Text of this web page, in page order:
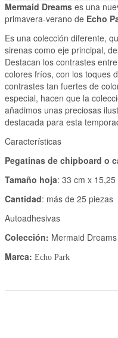
Mermaid Dreams es una
primavera-verano de Echo
Es una colección diferente,
sirenas como eje principal,
Destacan los contrastes
colores fríos, con los toques
contrastes tan fuertes de
especial, hacen que la
añadimos unas preciosas
destacada para esta
Características
Pegatinas de chipboard o
Tamaño hoja: 33 cm x 15,25
Cantidad: más de 25 piezas
Autoadhesivas
Colección: Mermaid Dreams
Marca: Echo Park